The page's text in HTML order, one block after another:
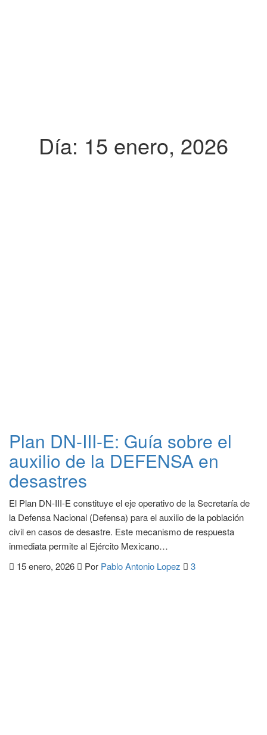
Día: 15 enero, 2026
Plan DN-III-E: Guía sobre el
auxilio de la DEFENSA en
desastres
El Plan DN-III-E constituye el eje operativo de la Secretaría de
la Defensa Nacional (Defensa) para el auxilio de la población
civil en casos de desastre. Este mecanismo de respuesta
inmediata permite al Ejército Mexicano…
15 enero, 2026
Por Pablo Antonio Lopez 3